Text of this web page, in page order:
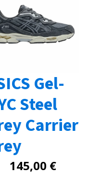
Gel-
Steel
Carrier
145,00 €